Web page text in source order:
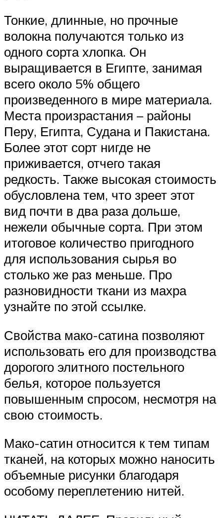
Тонкие, длинные, но прочные
волокна получаются только из
одного сорта хлопка. Он
выращивается в Египте, занимая
всего около 5% общего
произведенного в мире материала.
Места произрастания – районы
Перу, Египта, Судана и Пакистана.
Более этот сорт нигде не
приживается, отчего такая
редкость. Также высокая стоимость
обусловлена тем, что зреет этот
вид почти в два раза дольше,
нежели обычные сорта. При этом
итоговое количество пригодного
для использования сырья во
столько же раз меньше. Про
разновидности ткани из махра
узнайте по этой ссылке.
Свойства мако-сатина позволяют
использовать его для производства
дорогого элитного постельного
белья, которое пользуется
повышенным спросом, несмотря на
свою стоимость.
Мако-сатин относится к тем типам
тканей, на которых можно наносить
объемные рисунки благодаря
особому переплетению нитей.